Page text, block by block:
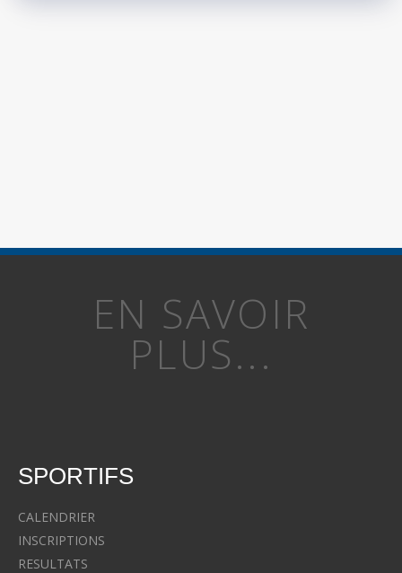
EN SAVOIR
PLUS...
SPORTIFS
CALENDRIER
INSCRIPTIONS
RESULTATS